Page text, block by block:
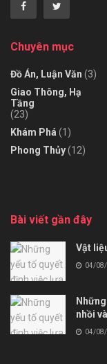
Chuyên mục
Đồ Án, Luận Văn (3)
Giao Thông, Hạ
Tầng
(23)
Khám Phá (1)
Phong Thủy(12)
Bài viết gần đây
Vật
04/
nhồi
04/